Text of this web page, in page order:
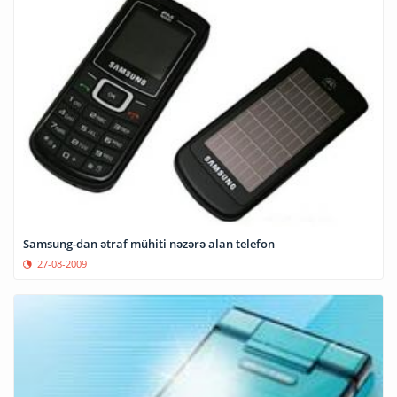
Samsung-dan ətraf mühiti nəzərə alan telefon
27-08-2009